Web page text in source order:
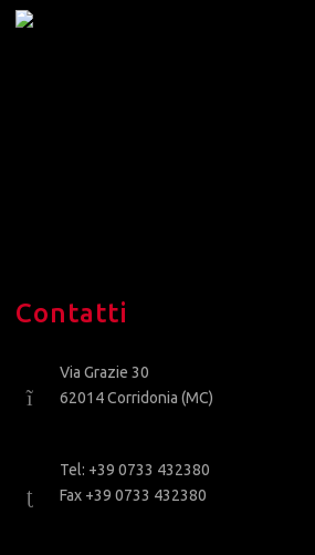
Contatti
Via Grazie 30
62014 Corridonia (MC)
Tel: +39 0733 432380
Fax +39 0733 432380